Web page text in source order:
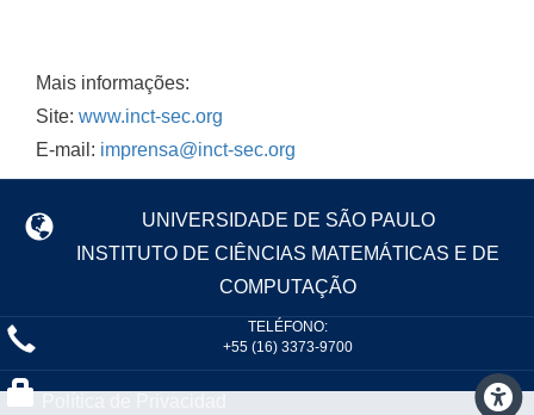
Mais informações:
Site: www.inct-sec.org
E-mail: imprensa@inct-sec.org
UNIVERSIDADE DE SÃO PAULO
INSTITUTO DE CIÊNCIAS MATEMÁTICAS E DE
COMPUTAÇÃO
TELÉFONO:
+55 (16) 3373-9700